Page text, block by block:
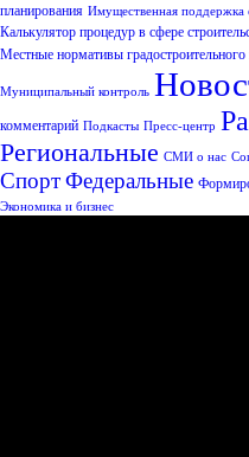
планирования Имущественная
Калькулятор процедур в сфере
Местные нормативы градостроительного
Муниципальный контроль
комментарий Подкасты Пресс-центр
Региональные СМИ о нас
СпортФедеральные
Экономика и бизнес